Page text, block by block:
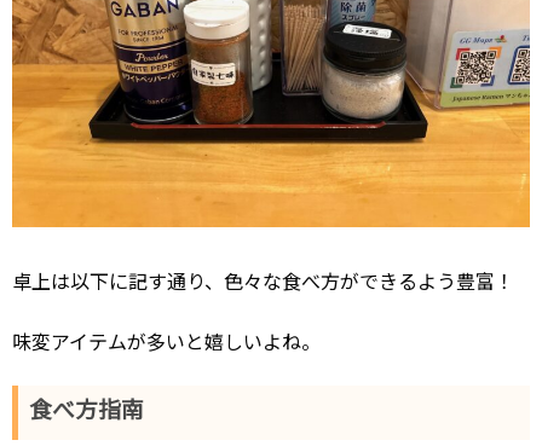
卓上は以下に記す通り、色々な食べ方ができるよう豊富！
味変アイテムが多いと嬉しいよね。
食べ方指南